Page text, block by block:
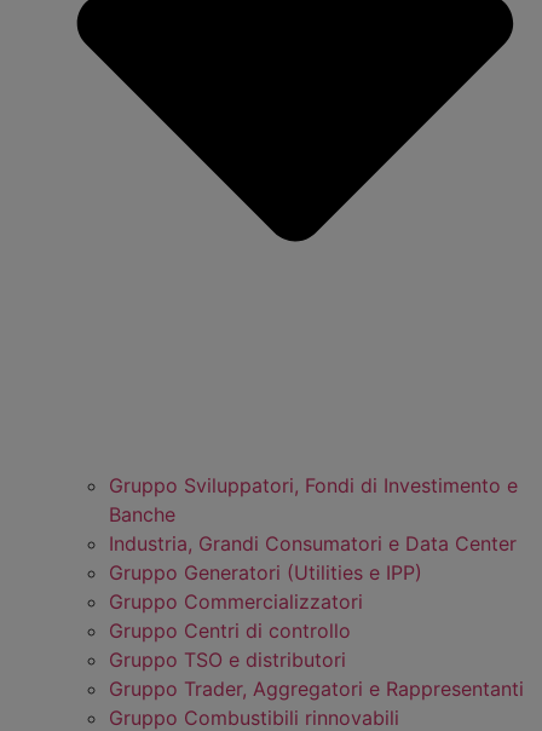
Gruppo Sviluppatori, Fondi di Investimento e
Banche
Industria, Grandi Consumatori e Data Center
Gruppo Generatori (Utilities e IPP)
Gruppo Commercializzatori
Gruppo Centri di controllo
Gruppo TSO e distributori
Gruppo Trader, Aggregatori e Rappresentanti
Gruppo Combustibili rinnovabili